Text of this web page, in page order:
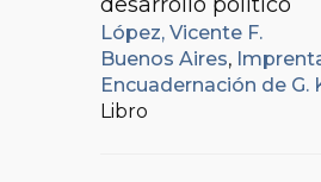
López, Vicente F.
Buenos Aires,
Encuadernación de G.
Libro